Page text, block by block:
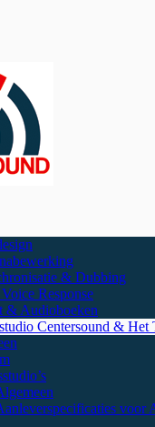
& Dubbing
Response
& Audioboeken
Centersound & Het
voor